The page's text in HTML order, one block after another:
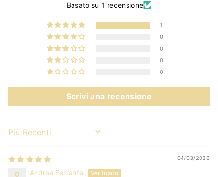
Basato su 1 recensione
1
0
0
0
0
Scrivi una recensione
Sort by
04/03/2026
Andrea Ferrante